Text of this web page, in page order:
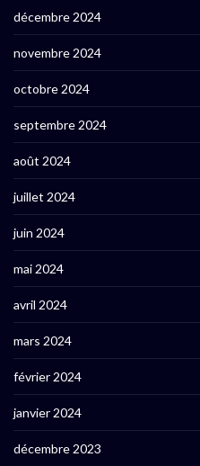
décembre 2024
novembre 2024
octobre 2024
septembre 2024
août 2024
juillet 2024
juin 2024
mai 2024
avril 2024
mars 2024
février 2024
janvier 2024
décembre 2023